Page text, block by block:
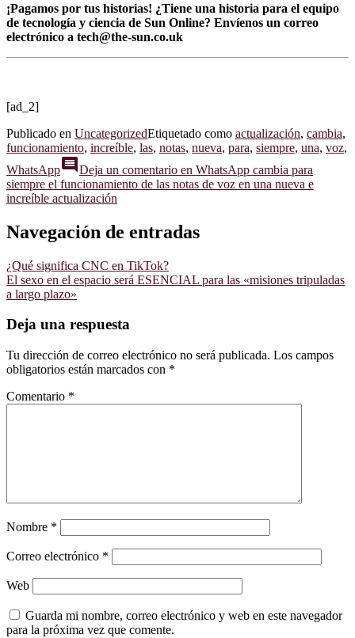
¡Pagamos por tus historias! ¿Tiene una historia para el equipo
de tecnología y ciencia de Sun Online? Envíenos un correo
electrónico a tech@the-sun.co.uk
[ad_2]
Publicado en UncategorizedEtiquetado como actualización, cambia,
funcionamiento, increíble, las, notas, nueva, para, siempre, una, voz,
WhatsAppcommentDeja un comentario en WhatsApp cambia para
siempre el funcionamiento de las notas de voz en una nueva e
increíble actualización
Navegación de entradas
¿Qué significa CNC en TikTok?
El sexo en el espacio será ESENCIAL para las «misiones tripuladas
a largo plazo»
Deja una respuesta
Tu dirección de correo electrónico no será publicada. Los campos
obligatorios están marcados con *
Comentario *
Nombre *
Correo electrónico *
Web
Guarda mi nombre, correo electrónico y web en este navegador
para la próxima vez que comente.